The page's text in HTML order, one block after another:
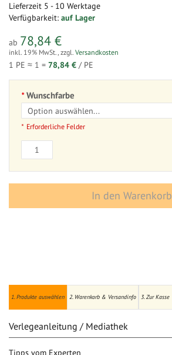
1. Produkte auswählen 2. Warenkorb & Versandinfo 3. Zur Kasse
Lieferzeit 5 - 10 Werktage
Verfügbarkeit: auf Lager
ab 78,84 €
inkl. 19% MwSt., zzgl. Versandkosten
1 PE ≈ 1 = 78,84 € / PE
Wunschfarbe
Erforderliche Felder
In den Warenkorb
Verlegeanleitung / Mediathek
Tipps vom Experten